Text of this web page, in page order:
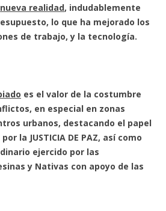
nueva realidad, indudablemente
lo que ha mejorado los
de trabajo, y la tecnología.
es el valor de la costumbre
en especial en zonas
urbanos, destacando el papel
la JUSTICIA DE PAZ, así como
ejercido por las
y Nativas con apoyo de las